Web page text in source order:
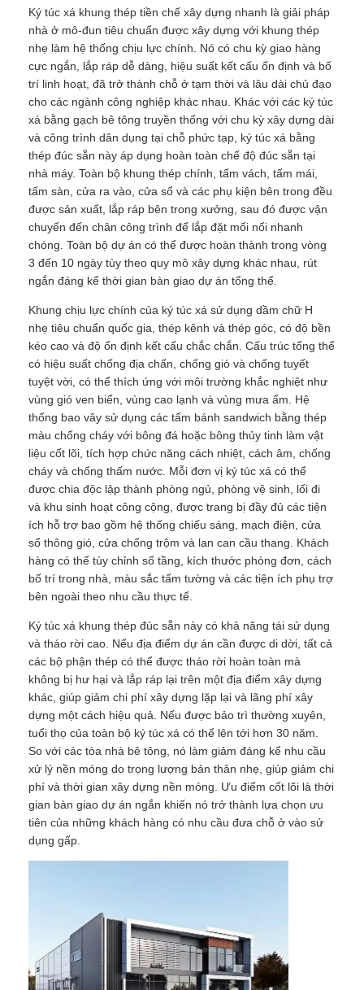
Trang chủ
Các sản phẩm
Về chúng tôi
Tham quan nhà máy
Kiểm soát chất lượng
Liên hệ
Tin tức
Các vụ án
Blog
Cấu trúc thép đúc sẵn
Kho cấu trúc thép
Hội thảo cấu trúc thép
Xây dựng cấu trúc thép
Xây dựng khung thép
Chế tạo kết cấu thép
Ký túc xá khung thép tiền chế xây dựng nhanh là giải pháp
nhà ở mô-đun tiêu chuẩn được xây dựng với khung thép
nhẹ làm hệ thống chịu lực chính. Nó có chu kỳ giao hàng
cực ngắn, lắp ráp dễ dàng, hiệu suất kết cấu ổn định và bố
trí linh hoạt, đã trở thành chỗ ở tạm thời và lâu dài chủ đạo
cho các ngành công nghiệp khác nhau. Khác với các ký túc
xá bằng gạch bê tông truyền thống với chu kỳ xây dựng dài
và công trình dân dụng tại chỗ phức tạp, ký túc xá bằng
thép đúc sẵn này áp dụng hoàn toàn chế độ đúc sẵn tại
nhà máy. Toàn bộ khung thép chính, tấm vách, tấm mái,
tấm sàn, cửa ra vào, cửa sổ và các phụ kiện bên trong đều
được sản xuất, lắp ráp bên trong xưởng, sau đó được vận
chuyển đến chân công trình để lắp đặt mối nối nhanh
chóng. Toàn bộ dự án có thể được hoàn thành trong vòng
3 đến 10 ngày tùy theo quy mô xây dựng khác nhau, rút ​​
ngắn đáng kể thời gian bàn giao dự án tổng thể.
Khung chịu lực chính của ký túc xá sử dụng dầm chữ H
nhẹ tiêu chuẩn quốc gia, thép kênh và thép góc, có độ bền
kéo cao và độ ổn định kết cấu chắc chắn. Cấu trúc tổng thể
có hiệu suất chống địa chấn, chống gió và chống tuyết
tuyệt vời, có thể thích ứng với môi trường khắc nghiệt như
vùng gió ven biển, vùng cao lạnh và vùng mưa ẩm. Hệ
thống bao vây sử dụng các tấm bánh sandwich bằng thép
màu chống cháy với bông đá hoặc bông thủy tinh làm vật
liệu cốt lõi, tích hợp chức năng cách nhiệt, cách âm, chống
cháy và chống thấm nước. Mỗi đơn vị ký túc xá có thể
được chia độc lập thành phòng ngủ, phòng vệ sinh, lối đi
và khu sinh hoạt công cộng, được trang bị đầy đủ các tiện
ích hỗ trợ bao gồm hệ thống chiếu sáng, mạch điện, cửa
sổ thông gió, cửa chống trộm và lan can cầu thang. Khách
hàng có thể tùy chỉnh số tầng, kích thước phòng đơn, cách
bố trí trong nhà, màu sắc tấm tường và các tiện ích phụ trợ
bên ngoài theo nhu cầu thực tế.
Ký túc xá khung thép đúc sẵn này có khả năng tái sử dụng
và tháo rời cao. Nếu địa điểm dự án cần được di dời, tất cả
các bộ phận thép có thể được tháo rời hoàn toàn mà
không bị hư hại và lắp ráp lại trên một địa điểm xây dựng
khác, giúp giảm chi phí xây dựng lặp lại và lãng phí xây
dựng một cách hiệu quả. Nếu được bảo trì thường xuyên,
tuổi thọ của toàn bộ ký túc xá có thể lên tới hơn 30 năm.
So với các tòa nhà bê tông, nó làm giảm đáng kể nhu cầu
xử lý nền móng do trọng lượng bản thân nhẹ, giúp giảm chi
phí và thời gian xây dựng nền móng. Ưu điểm cốt lõi là thời
gian bàn giao dự án ngắn khiến nó trở thành lựa chọn ưu
tiên của những khách hàng có nhu cầu đưa chỗ ở vào sử
dụng gấp.